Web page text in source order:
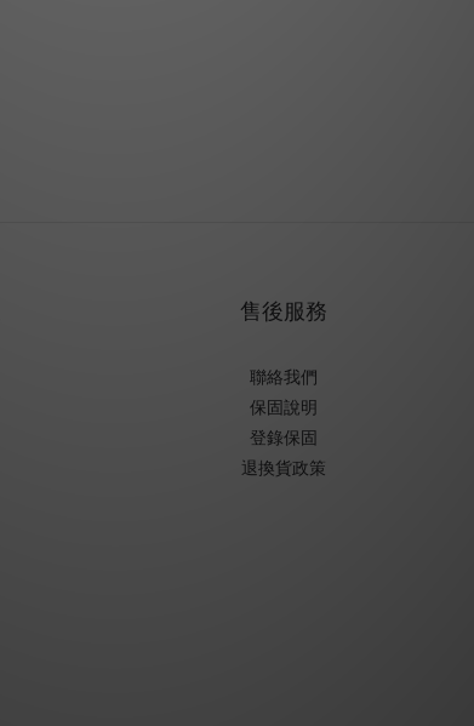
售後服務
聯絡我們
保固說明
登錄保固
退換貨政策